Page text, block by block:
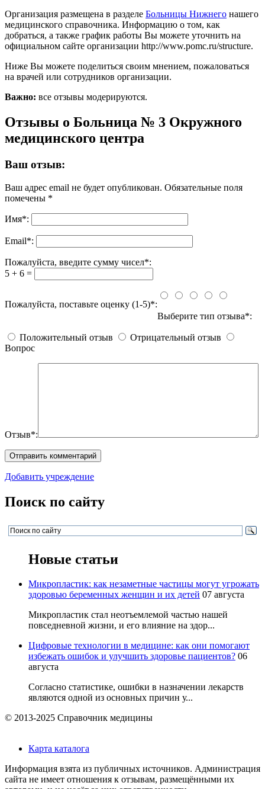
Организация размещена в разделе Больницы Нижнего нашего
медицинского справочника. Информацию о том, как
добраться, а также график работы Вы можете уточнить на
официальном сайте организации http://www.pomc.ru/structure.
Ниже Вы можете поделиться своим мнением, пожаловаться
на врачей или сотрудников организации.
Важно: все отзывы модерируются.
Отзывы о Больница № 3 Окружного
медицинского центра
Ваш отзыв:
Ваш адрес email не будет опубликован. Обязательные поля
помечены *
Имя*:
Email*:
Пожалуйста, введите сумму чисел*:
5 + 6 =
Пожалуйста, поставьте оценку (1-5)*:
Выберите тип отзыва*:
Положительный отзыв
Отрицательный отзыв
Вопрос
Отзыв*:
Добавить учреждение
Поиск по сайту
Новые статьи
Микропластик: как незаметные частицы могут угрожать
здоровью беременных женщин и их детей 07 августа
Микропластик стал неотъемлемой частью нашей
повседневной жизни, и его влияние на здор...
Цифровые технологии в медицине: как они помогают
избежать ошибок и улучшить здоровье пациентов? 06
августа
Согласно статистике, ошибки в назначении лекарств
являются одной из основных причин у...
© 2013-2025 Справочник медицины
Карта каталога
Информация взята из публичных источников. Администрация
сайта не имеет отношения к отзывам, размещёнными их